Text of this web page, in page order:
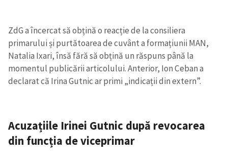
ZdG a încercat să obțină o reacție de la consiliera
primarului și purtătoarea de cuvânt a formațiunii MAN,
Natalia Ixari, însă fără să obțină un răspuns până la
momentul publicării articolului. Anterior, Ion Ceban a
declarat că Irina Gutnic ar primi „indicații din extern”.
Acuzațiile Irinei Gutnic după revocarea
din funcția de viceprimar